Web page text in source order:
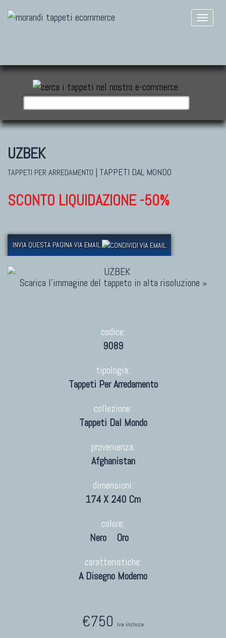
UZBEK
TAPPETI PER ARREDAMENTO | TAPPETI DAL MONDO
SCONTO LIQUIDAZIONE -50%
INVIA QUESTA PAGINA VIA EMAIL
Scarica l'immagine del tappeto in alta risoluzione »
codice:
9089
tipologia:
Tappeti Per Arredamento
collezione:
Tappeti Dal Mondo
provenienza:
Afghanistan
dimensioni:
174 X 240 Cm
colore:
Nero
Oro
caratteristiche:
A Disegno Moderno
€750 iva inclusa